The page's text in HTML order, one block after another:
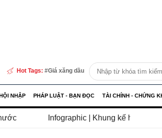
Hot Tags: Giá xăng dầu
NHẬP PHÁP LUẬT - BẠN ĐỌC TÀI CHÍNH - CHỨNG
| Khung kế hoạch thời gian cố định từ